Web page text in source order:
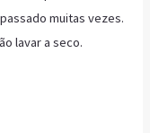
muitas vezes.
lavar a seco.